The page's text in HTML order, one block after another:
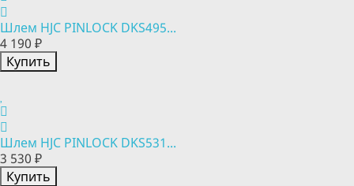
Шлем HJC PINLOCK DKS495...
4 190 ₽
Купить
Шлем HJC PINLOCK DKS531...
3 530 ₽
Купить